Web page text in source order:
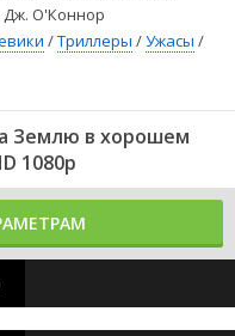
Дж. О'Коннор
/Триллеры /Ужасы /
Землю в хорошем
1080p